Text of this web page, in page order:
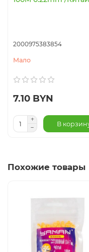
2000975383854
Мало
7.10 BYN
В
Похожие товары